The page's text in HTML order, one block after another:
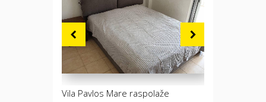
Vila Pavlos Mare raspolaže